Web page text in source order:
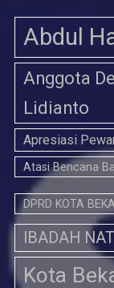
Abdul
Anggota
Lidianto
Apresiasi
Atasi Bencana
DPRD KOTA
IBADAH
Kota